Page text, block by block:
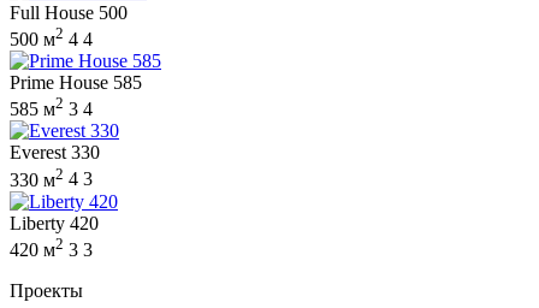
Full House 500
500 м2 4 4
Prime House 585
585 м2 3 4
Everest 330
330 м2 4 3
Liberty 420
420 м2 3 3
Проекты